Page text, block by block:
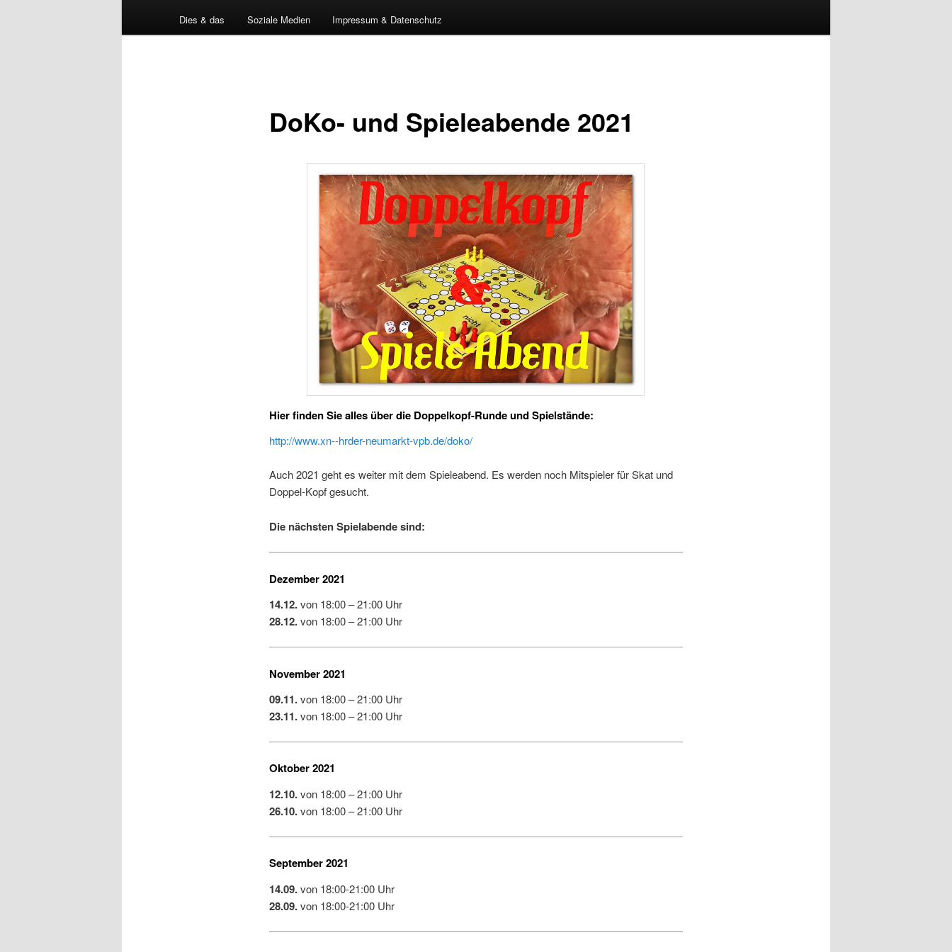
Dies & das Soziale Medien Impressum & Datenschutz
DoKo- und Spieleabende 2021
Hier finden Sie alles über die Doppelkopf-Runde und Spielstände:
http://www.xn--hrder-neumarkt-vpb.de/doko/
Auch 2021 geht es weiter mit dem Spieleabend. Es werden noch Mitspieler für Skat und
Doppel-Kopf gesucht.
Die nächsten Spielabende sind:
Dezember 2021
14.12.von 18:00 – 21:00 Uhr
28.12.von 18:00 – 21:00 Uhr
November 2021
09.11.von 18:00 – 21:00 Uhr
23.11.von 18:00 – 21:00 Uhr
Oktober 2021
12.10.von 18:00 – 21:00 Uhr
26.10.von 18:00 – 21:00 Uhr
September 2021
14.09.von 18:00-21:00 Uhr
28.09.von 18:00-21:00 Uhr